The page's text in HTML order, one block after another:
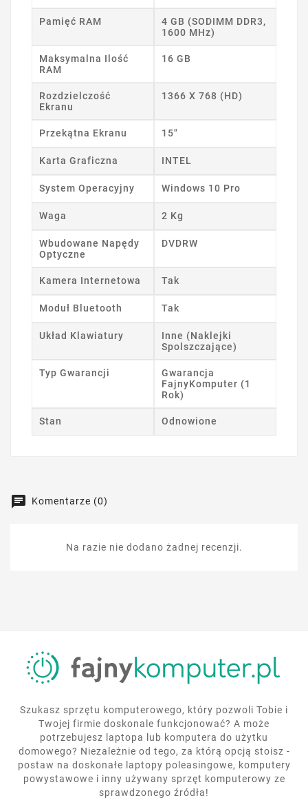
Pamięć RAM
4 GB (SODIMM DDR3,
1600 MHz)
Maksymalna Ilość
RAM
16 GB
Rozdzielczość
Ekranu
1366 X 768 (HD)
Przekątna Ekranu 15"
Karta Graficzna INTEL
System Operacyjny Windows 10 Pro
Waga 2 Kg
Wbudowane Napędy
Optyczne
DVDRW
Kamera Internetowa Tak
Moduł Bluetooth Tak
Układ Klawiatury
Inne (Naklejki
Spolszczające)
Typ Gwarancji
Gwarancja
FajnyKomputer (1
Rok)
Stan Odnowione
Komentarze (0)
Na razie nie dodano żadnej recenzji.
Szukasz sprzętu komputerowego, który pozwoli Tobie i
Twojej firmie doskonale funkcjonować? A może
potrzebujesz laptopa lub komputera do użytku
domowego? Niezależnie od tego, za którą opcją stoisz -
postaw na doskonałe laptopy poleasingowe, komputery
powystawowe i inny używany sprzęt komputerowy ze
sprawdzonego źródła!